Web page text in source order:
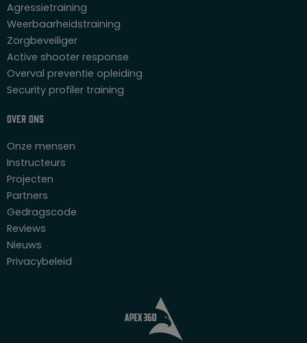
Agressietraining
Weerbaarheidstraining
Zorgbeveiliger
Active shooter response
Overval preventie opleiding
Security profiler training
Over ons
Onze mensen
Instructeurs
Projecten
Partners
Gedragscode
Reviews
Nieuws
Privacybeleid